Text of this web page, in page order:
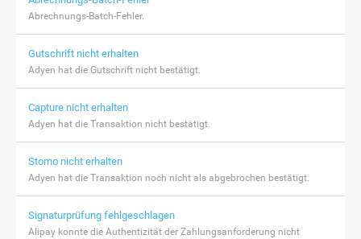
Abrechnungs-Batch-Fehler.
Gutschrift nicht erhalten
Adyen hat die Gutschrift nicht bestätigt.
Capture nicht erhalten
Adyen hat die Transaktion nicht bestätigt.
Storno nicht erhalten
Adyen hat die Transaktion noch nicht als abgebrochen bestätigt.
Signaturprüfung fehlgeschlagen
Alipay konnte die Authentizität der Zahlungsanforderung nicht